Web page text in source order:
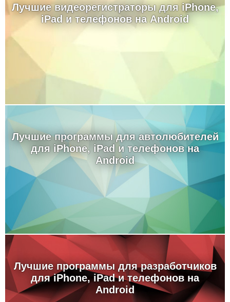
Лучшие видеорегистраторы для iPhone,
iPad и телефонов на Android
Лучшие программы для автолюбителей
для iPhone, iPad и телефонов на
Android
Лучшие программы для разработчиков
для iPhone, iPad и телефонов на
Android